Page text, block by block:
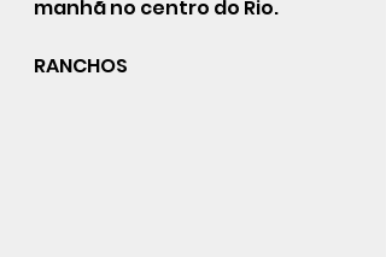
manhã no centro do Rio.
RANCHOS